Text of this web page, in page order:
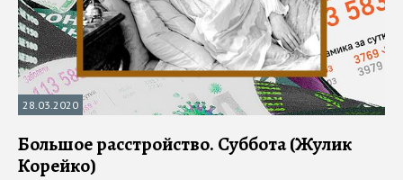
28.03.2020
Большое расстройство. Суббота (Жулик
Корейко)